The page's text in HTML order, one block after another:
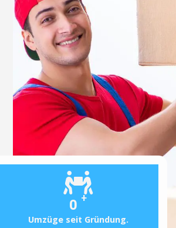
0 +
Umzüge seit Gründung.